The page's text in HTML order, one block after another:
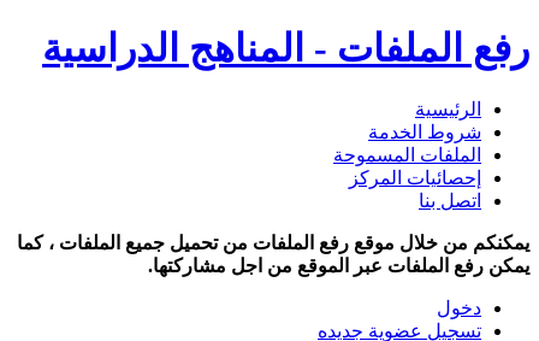
رفع الملفات - المناهج الدراسية
الرئيسية
شروط الخدمة
الملفات المسموحة
إحصائيات المركز
اتصل بنا
يمكنكم من خلال موقع رفع الملفات من تحميل جميع الملفات ، كما
يمكن رفع الملفات عبر الموقع من اجل مشاركتها.
دخول
تسجيل عضوية جديده